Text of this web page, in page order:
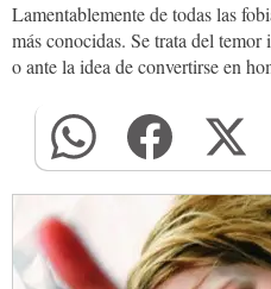
Lamentablemente de todas las
más conocidas. Se trata del
o ante la idea de convertirse en